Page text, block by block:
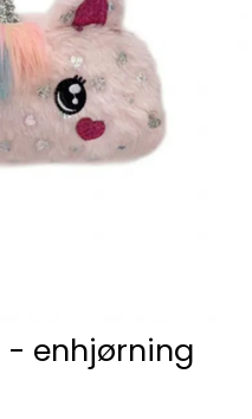
- enhjørning